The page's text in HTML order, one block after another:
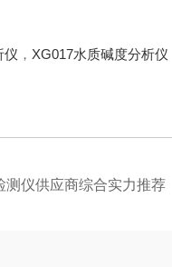
仪 ， XG017水质碱度分析仪
测仪供应商综合实力推荐